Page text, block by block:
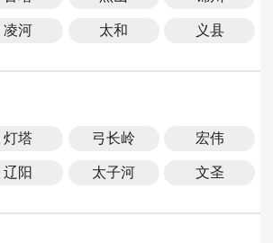
凌河 太和 义县
灯塔 弓长岭 宏伟
辽阳 太子河 文圣